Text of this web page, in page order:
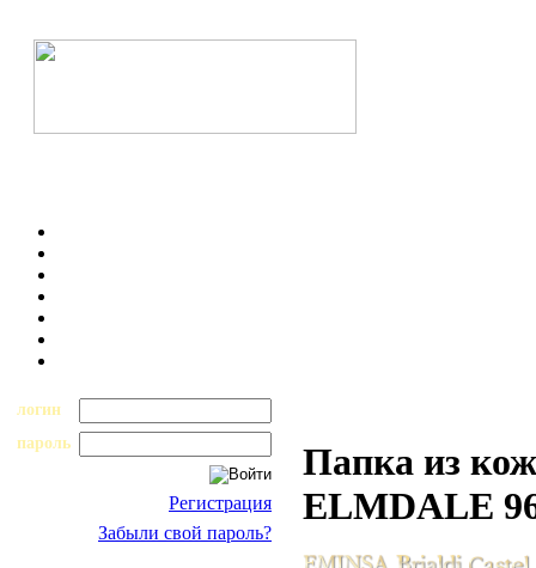
логин
пароль
Регистрация
Забыли свой пароль?
Папка из
ELMDALE